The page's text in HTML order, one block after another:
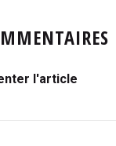
l'article